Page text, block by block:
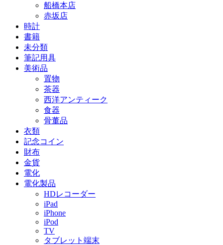
船橋本店
赤坂店
時計
書籍
未分類
筆記用具
美術品
置物
茶器
西洋アンティーク
食器
骨董品
衣類
記念コイン
財布
金貨
電化
電化製品
HDレコーダー
iPad
iPhone
iPod
TV
タブレット端末